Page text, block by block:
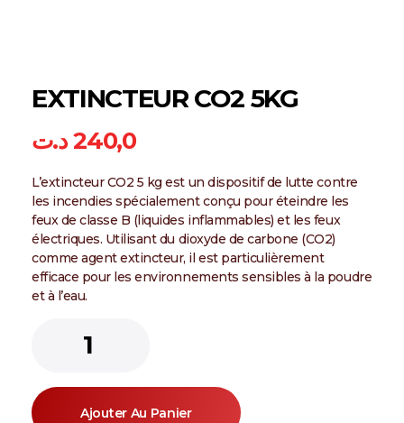
EXTINCTEUR CO2 5KG
240,0د.ت
L’extincteur CO2 5 kg est un dispositif de lutte contre
les incendies spécialement conçu pour éteindre les
feux de classe B (liquides inflammables) et les feux
électriques. Utilisant du dioxyde de carbone (CO2)
comme agent extincteur, il est particulièrement
efficace pour les environnements sensibles à la poudre
et à l’eau.
Ajouter Au Panier